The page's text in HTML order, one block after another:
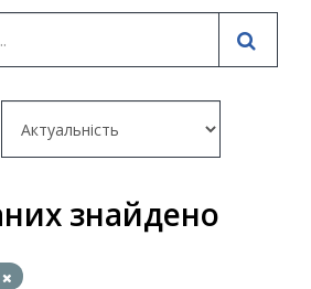
знайдено